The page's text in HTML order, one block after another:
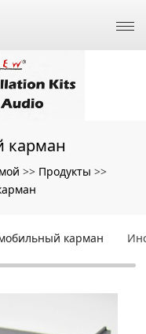
карман
>> Продукты >>
карман